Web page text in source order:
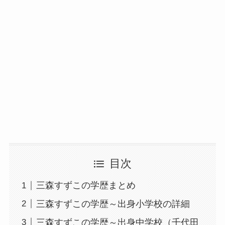
目次
三森すずこの学歴まとめ
三森すずこの学歴～出身小学校の詳細
三森すずこの学歴～出身中学校（千代田